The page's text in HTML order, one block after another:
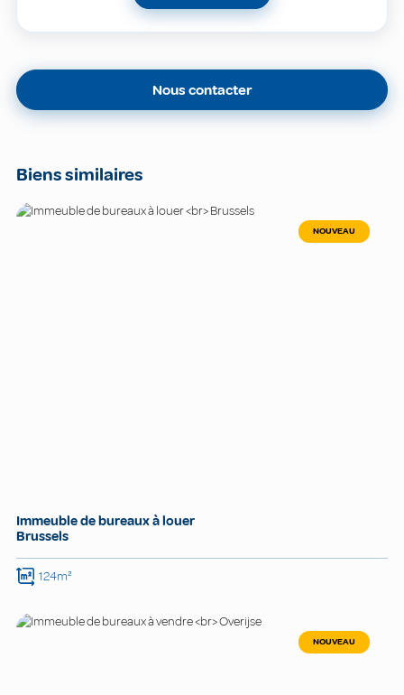
Nous contacter
Biens similaires
NOUVEAU
Immeuble de bureaux à louer
Brussels
124m²
NOUVEAU